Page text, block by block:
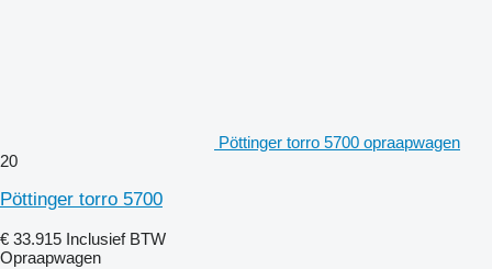
Pöttinger torro 5700 opraapwagen
20
Pöttinger torro 5700
€ 33.915 Inclusief BTW
Opraapwagen